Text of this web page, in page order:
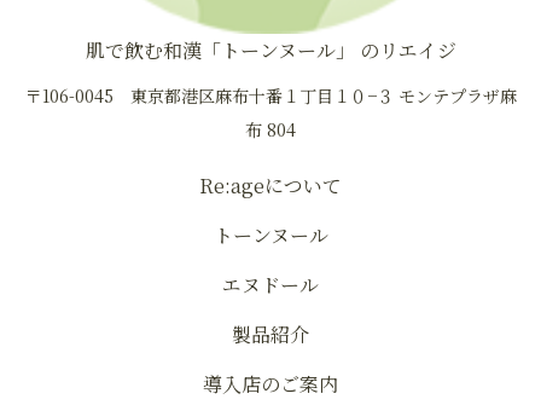
肌で飲む和漢「トーンヌール」 のリエイジ
〒106-0045 東京都港区麻布十番１丁目１０−３ モンテプラザ麻
布 804
Re:ageについて
トーンヌール
エヌドール
製品紹介
導入店のご案内